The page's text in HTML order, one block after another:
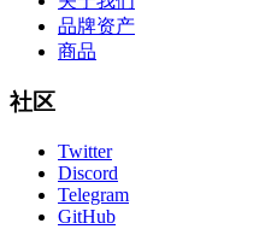
品牌资产
商品
社区
Twitter
Discord
Telegram
GitHub